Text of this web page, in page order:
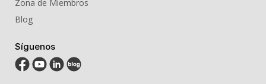
Zona de Miembros
Blog
Síguenos